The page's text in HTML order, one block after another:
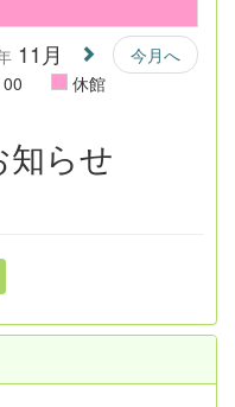
11月
今月へ
休館
知らせ